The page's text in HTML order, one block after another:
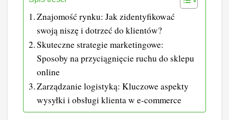
Znajomość rynku: Jak zidentyfikować
swoją niszę i dotrzeć do klientów?
Skuteczne strategie marketingowe:
Sposoby na przyciągnięcie ruchu do sklepu
online
Zarządzanie logistyką: Kluczowe aspekty
wysyłki i obsługi klienta w e-commerce